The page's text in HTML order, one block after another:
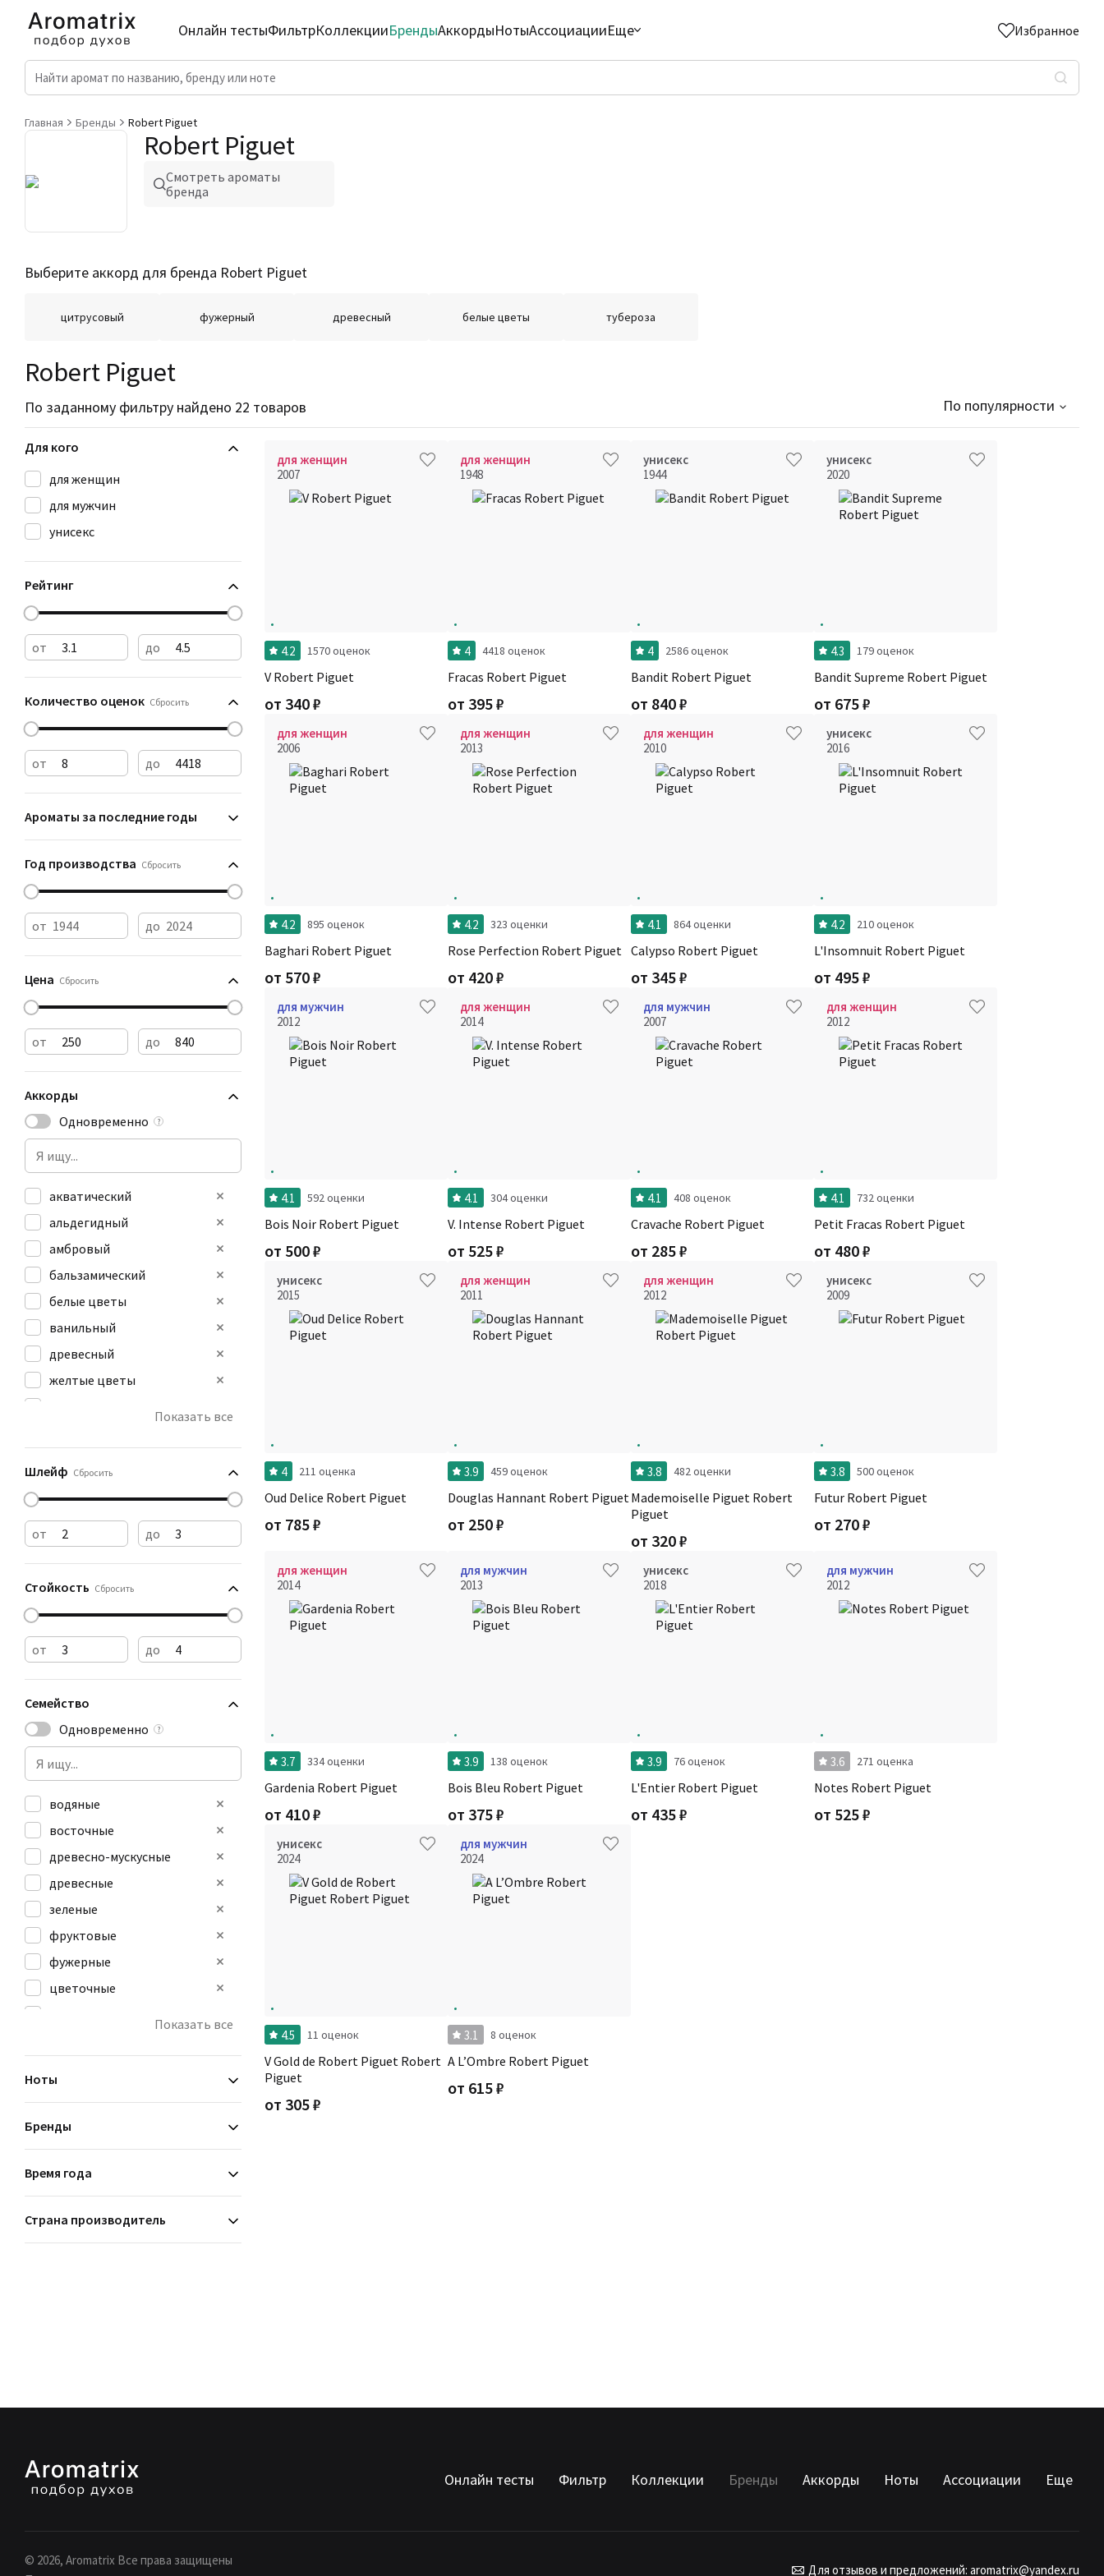
Онлайн тестыФильтрКоллекцииБрендыАккордыНотыАссоциацииЕще Избранное
Главная Бренды Robert Piguet
Robert Piguet
Смотреть ароматы
бренда
Выберите аккорд для бренда Robert Piguet
цитрусовый фужерный древесный белые цветы тубероза
Robert Piguet
По заданному фильтру найдено 22 товаров По популярности
Для кого
для женщин
для мужчин
унисекс
Рейтинг
от до
Количество оценок Сбросить
от до
Ароматы за последние годы
Год производства Сбросить
от до
Цена Сбросить
от до
Аккорды
Одновременно
?
акватический
альдегидный
амбровый
бальзамический
белые цветы
ванильный
древесный
желтые цветы
Показать все
Шлейф Сбросить
от до
Стойкость Сбросить
от до
Семейство
Одновременно
?
водяные
восточные
древесно-мускусные
древесные
зеленые
фруктовые
фужерные
цветочные
Показать все
Ноты
Бренды
Время года
Страна производитель
для женщин
2007
4.2 1570 оценок
V Robert Piguet
от 340₽
для женщин
1948
4 4418 оценок
Fracas Robert Piguet
от 395₽
унисекс
1944
4 2586 оценок
Bandit Robert Piguet
от 840₽
унисекс
2020
4.3 179 оценок
Bandit Supreme Robert Piguet
от 675₽
для женщин
2006
4.2 895 оценок
Baghari Robert Piguet
от 570₽
для женщин
2013
4.2 323 оценки
Rose Perfection Robert Piguet
от 420₽
для женщин
2010
4.1 864 оценки
Calypso Robert Piguet
от 345₽
унисекс
2016
4.2 210 оценок
L'Insomnuit Robert Piguet
от 495₽
для мужчин
2012
4.1 592 оценки
Bois Noir Robert Piguet
от 500₽
для женщин
2014
4.1 304 оценки
V. Intense Robert Piguet
от 525₽
для мужчин
2007
4.1 408 оценок
Cravache Robert Piguet
от 285₽
для женщин
2012
4.1 732 оценки
Petit Fracas Robert Piguet
от 480₽
унисекс
2015
4 211 оценка
Oud Delice Robert Piguet
от 785₽
для женщин
2011
3.9 459 оценок
Douglas Hannant Robert Piguet
от 250₽
для женщин
2012
3.8 482 оценки
Mademoiselle Piguet Robert
Piguet
от 320₽
унисекс
2009
3.8 500 оценок
Futur Robert Piguet
от 270₽
для женщин
2014
3.7 334 оценки
Gardenia Robert Piguet
от 410₽
для мужчин
2013
3.9 138 оценок
Bois Bleu Robert Piguet
от 375₽
унисекс
2018
3.9 76 оценок
L'Entier Robert Piguet
от 435₽
для мужчин
2012
3.6 271 оценка
Notes Robert Piguet
от 525₽
унисекс
2024
4.5 11 оценок
V Gold de Robert Piguet Robert
Piguet
от 305₽
для мужчин
2024
3.1 8 оценок
A L’Ombre Robert Piguet
от 615₽
Онлайн тесты Фильтр Коллекции Бренды Аккорды Ноты Ассоциации Еще
© 2026, Aromatrix Все права защищены
Для отзывов и предложений: aromatrix@yandex.ru